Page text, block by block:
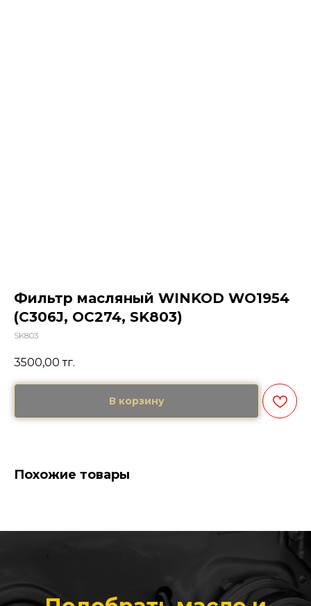
Фильтр масляный WINKOD WO1954
(C306J, OC274, SK803)
SK803
3500,00 тг.
В корзину
Похожие товары